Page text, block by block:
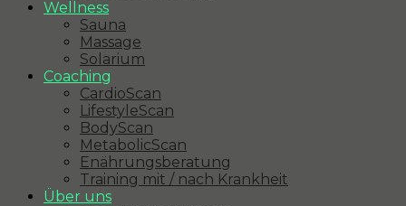
Wellness
Sauna
Massage
Solarium
Coaching
CardioScan
LifestyleScan
BodyScan
MetabolicScan
Enährungsberatung
Training mit / nach Krankheit
Über uns